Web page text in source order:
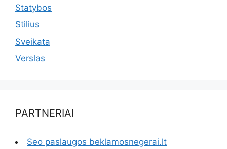
Statybos
Stilius
Sveikata
Verslas
PARTNERIAI
Seo paslaugos beklamosnegerai.lt